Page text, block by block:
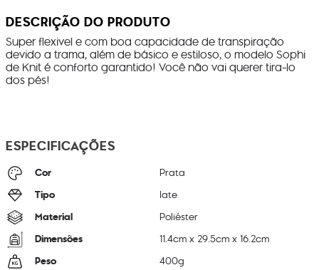
DESCRIÇÃO DO PRODUTO
Super flexivel e com boa capacidade de transpiração
devido a trama, além de básico e estiloso, o modelo Sophi
de Knit é conforto garantido! Você não vai querer tira-lo
dos pés!
ESPECIFICAÇÕES
Cor Prata
Tipo Iate
Material Poliéster
Dimensões 11.4cm x29.5cm x16.2cm
Peso 400g